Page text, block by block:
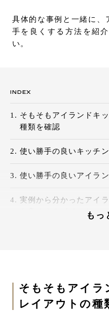
オンライン見積もり
具体的な事例と一緒に、
手を良くする方法を紹
い。
INDEX
そもそもアイランドキ
種類を確認
使い勝手の良いキッチ
使い勝手の良いアイラ
実例から分かったアイ
を良くするポイントもっ
そもそもアイラ
レイアウトの種